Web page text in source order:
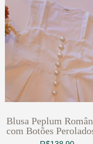
Blusa Peplum
com Botões